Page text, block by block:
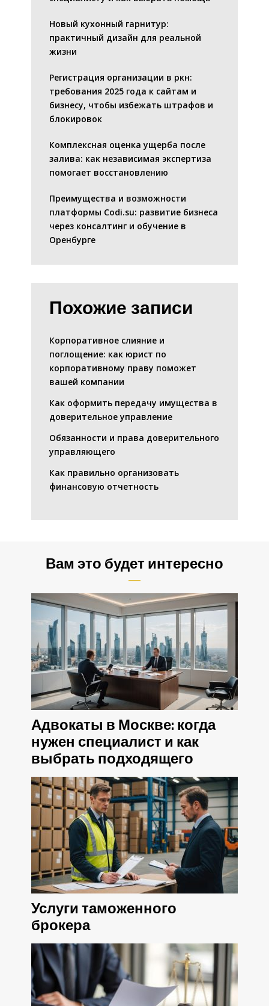
Новый кухонный гарнитур:
практичный дизайн для реальной
жизни
Регистрация организации в ркн:
требования 2025 года к сайтам и
бизнесу, чтобы избежать штрафов и
блокировок
Комплексная оценка ущерба после
залива: как независимая экспертиза
помогает восстановлению
Преимущества и возможности
платформы Codi.su: развитие бизнеса
через консалтинг и обучение в
Оренбурге
Похожие записи
Корпоративное слияние и
поглощение: как юрист по
корпоративному праву поможет
вашей компании
Как оформить передачу имущества в
доверительное управление
Обязанности и права доверительного
управляющего
Как правильно организовать
финансовую отчетность
Вам это будет интересно
Адвокаты в Москве: когда
нужен специалист и как
выбрать подходящего
Услуги таможенного
брокера